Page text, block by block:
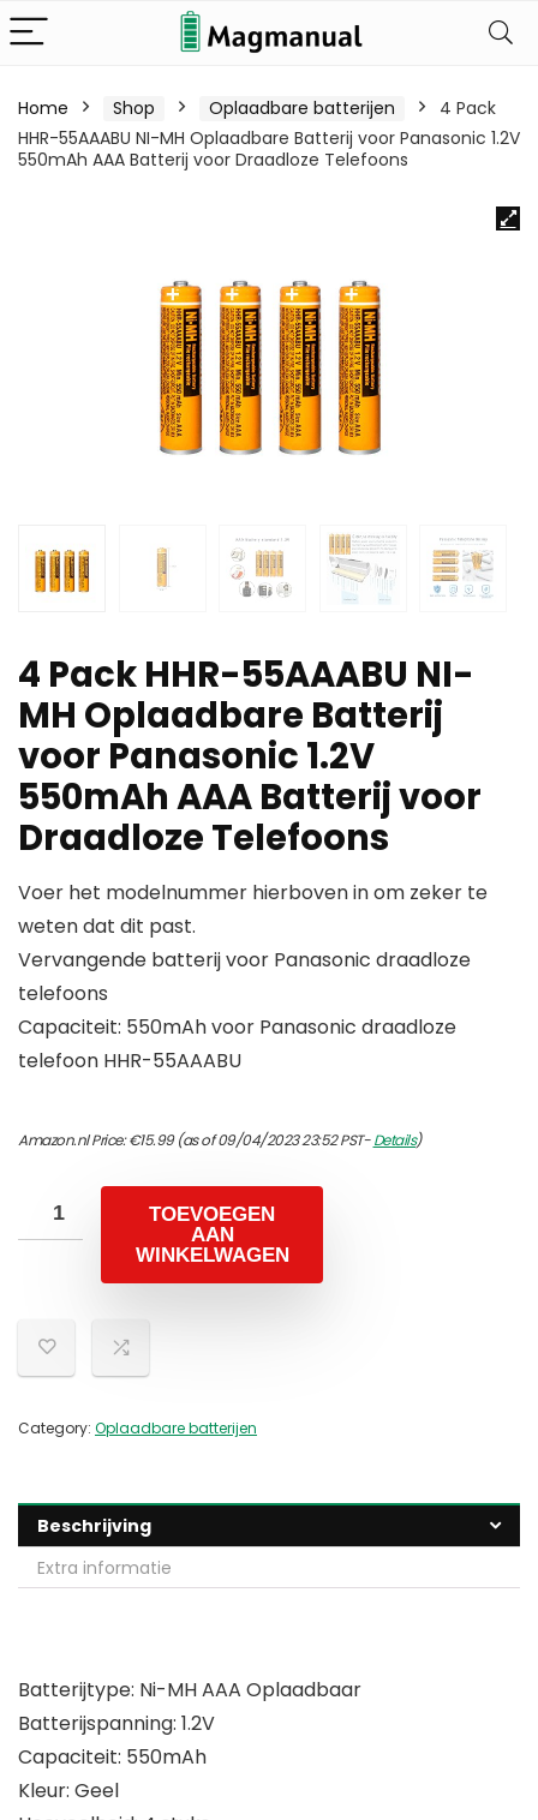
Home Shop Oplaadbare batterijen
4 Pack
HHR-55AAABU NI-MH Oplaadbare Batterij voor Panasonic 1.2V
550mAh AAA Batterij voor Draadloze Telefoons
4 Pack HHR-55AAABU NI-
MH Oplaadbare Batterij
voor Panasonic 1.2V
550mAh AAA Batterij voor
Draadloze Telefoons
Voer het modelnummer hierboven in om zeker te
weten dat dit past.
Vervangende batterij voor Panasonic draadloze
telefoons
Capaciteit: 550mAh voor Panasonic draadloze
telefoon HHR-55AAABU
Amazon.nl Price:€15.99(as of 09/04/2023 23:52 PST-Details)
TOEVOEGEN
AAN
WINKELWAGEN
Category: Oplaadbare batterijen
Beschrijving
Extra informatie
Batterijtype: Ni-MH AAA Oplaadbaar
Batterijspanning: 1.2V
Capaciteit: 550mAh
Kleur: Geel